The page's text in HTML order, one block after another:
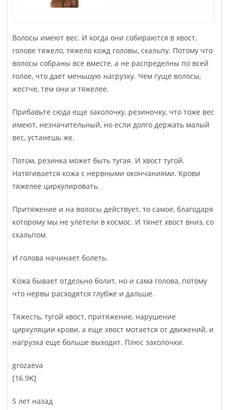
Волосы имеют вес. И когда они собираются в хвост,
голове тяжело, тяжело кожд головы, скальпу. Потому что
волосы собраны все вместе, а не распределны по всей
голое, что дает меньшую нагрузку. Чем гуще волосы,
жестче, тем они и тяжелее.
Прибавьте сюда еще заколочку, резиночку, что тоже вес
имеют, незначительный, но если долго держать малый
вес, устанешь же.
Потом, резинка может быть тугая. И хвост тугой.
Натягивается кожа с нервными окончаниями. Крови
тяжелее циркулировать.
Притяжение и на волосы действует, то самое, благодаря
которому мы не улетели в космос. И тянет хвост вниз, со
скальпом.
И голова начинает болеть.
Кожа бывает отдельно болит, но и сама голова, потому
что нервы расходятся глубже и дальше.
Тяжесть, тугой хвост, притяжение, нарушение
циркуляции крови, а еще хвост мотается от движений, и
нагрузка еще больше выходит. Плюс заколочки.
groza­eva
[16.9K]
5 лет назад